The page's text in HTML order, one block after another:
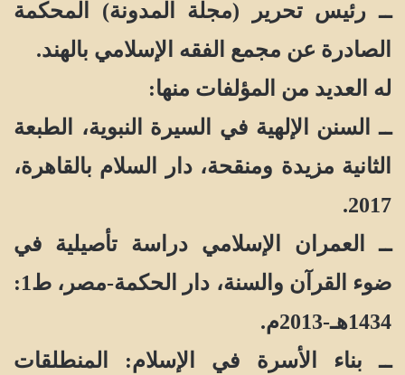
ــ رئيس تحرير (مجلة المدونة) المحكمة
الصادرة عن مجمع الفقه الإسلامي بالهند.
له العديد من المؤلفات منها:
ــ السنن الإلهية في السيرة النبوية، الطبعة
الثانية مزيدة ومنقحة، دار السلام بالقاهرة،
2017.
ــ العمران الإسلامي دراسة تأصيلية في
ضوء القرآن والسنة، دار الحكمة-مصر، ط1:
1434هـ-2013م.
ــ بناء الأسرة في الإسلام: المنطلقات